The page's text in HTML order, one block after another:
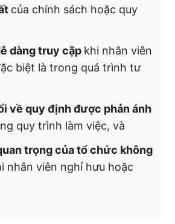
của chính sách hoặc quy
dàng truy cập khi nhân viên
biệt là trong quá trình tư
về quy định được phản ánh
quy trình làm việc, và
trọng của tổ chức không
nhân viên nghỉ hưu hoặc